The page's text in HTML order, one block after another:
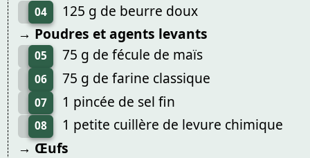
04
125 g de beurre doux
→ Poudres et agents levants
05 75 g de fécule de maïs
06 75 g de farine classique
07 1 pincée de sel fin
08
1 petite cuillère de levure chimique
→ Œufs